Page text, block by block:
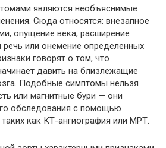
являются необъяснимые
Сюда относятся: внезапное
опущение века, расширение
речь или онемение определенных
говорят о том, что
давить на близлежащие
Подобные симптомы нельзя
или магнитные бури — они
обследования с помощью
как КТ-ангиография или МРТ.